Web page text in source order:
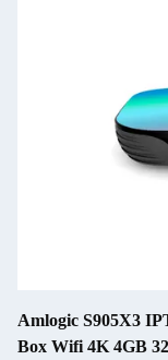
Amlogic S905X3
Box Wifi 4K 4GB